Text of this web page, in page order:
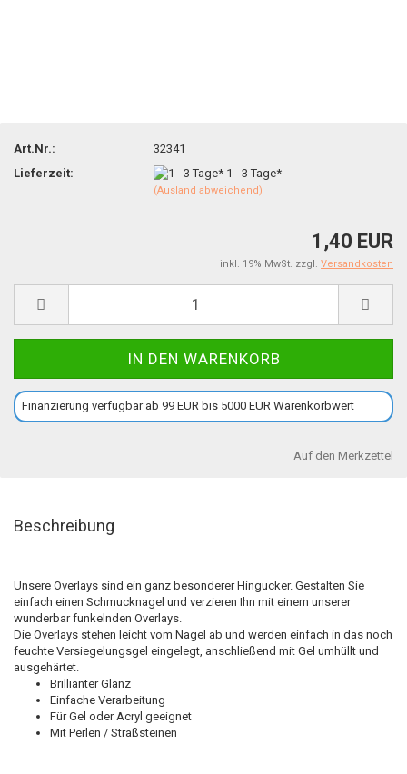
Art.Nr.:
32341
Lieferzeit:
1 - 3 Tage*
(Ausland abweichend)
1,40 EUR
inkl. 19% MwSt. zzgl. Versandkosten
Finanzierung verfügbar ab 99 EUR bis 5000 EUR Warenkorbwert
Auf den Merkzettel
Beschreibung
Unsere Overlays sind ein ganz besonderer Hingucker. Gestalten Sie
einfach einen Schmucknagel und verzieren Ihn mit einem unserer
wunderbar funkelnden Overlays.
Die Overlays stehen leicht vom Nagel ab und werden einfach in das noch
feuchte Versiegelungsgel eingelegt, anschließend mit Gel umhüllt und
ausgehärtet.
Brillianter Glanz
Einfache Verarbeitung
Für Gel oder Acryl geeignet
Mit Perlen / Straßsteinen